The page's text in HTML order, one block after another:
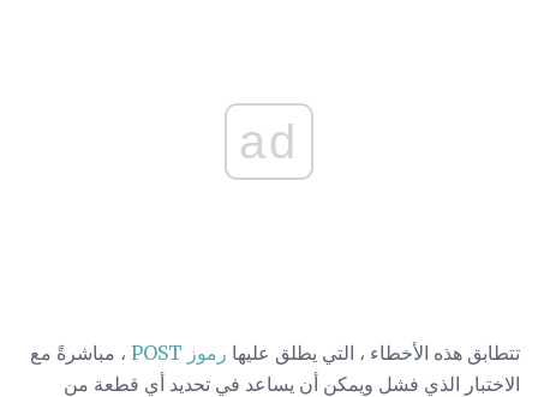
ad
تتطابق هذه الأخطاء ، التي يطلق عليها رموز POST
، مباشرةً مع
الاختبار الذي فشل ويمكن أن يساعد في تحديد أي قطعة من